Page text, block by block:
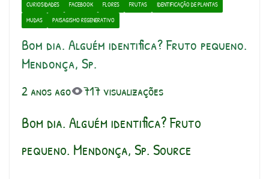
CURIOSIDADES
FACEBOOK FLORES FRUTAS
IDENTIFICAÇÃO DE PLANTAS
MUDAS
PAISAGISMO REGENERATIVO
Bom dia. Alguém identifica? Fruto pequeno.
Mendonça, Sp.
2 anos ago 717 visualizações
Bom dia. Alguém identifica? Fruto
pequeno. Mendonça, Sp. Source